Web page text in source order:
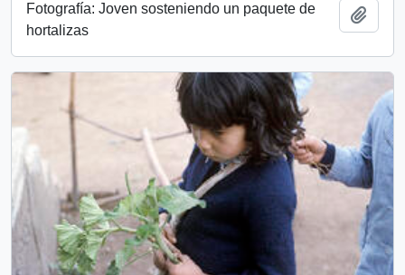
Fotografía: Joven sosteniendo un paquete de
hortalizas